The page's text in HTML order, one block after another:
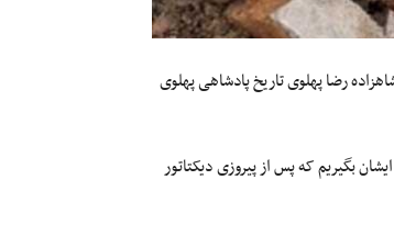
رضا پهلوی تاریخ پادشاهی پهلوی
بگیریم که پس از پیروزی دیکتاتور